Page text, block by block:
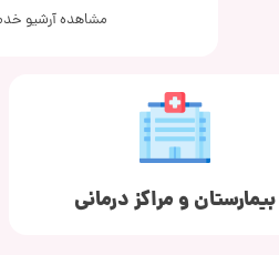
مشاهده آرشیو
بیمارستان و مراکز درمانی